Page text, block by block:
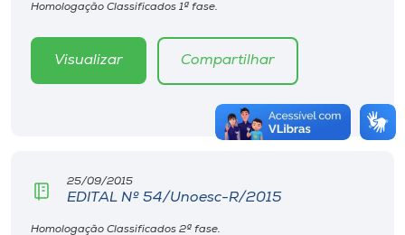
Homologação Classificados 1ª fase.
Visualizar Compartilhar
25/09/2015
EDITAL Nº 54/Unoesc-R/2015
Homologação Classificados 2ª fase.